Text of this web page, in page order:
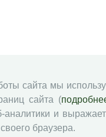
сайта мы
сайта (
и
браузера.